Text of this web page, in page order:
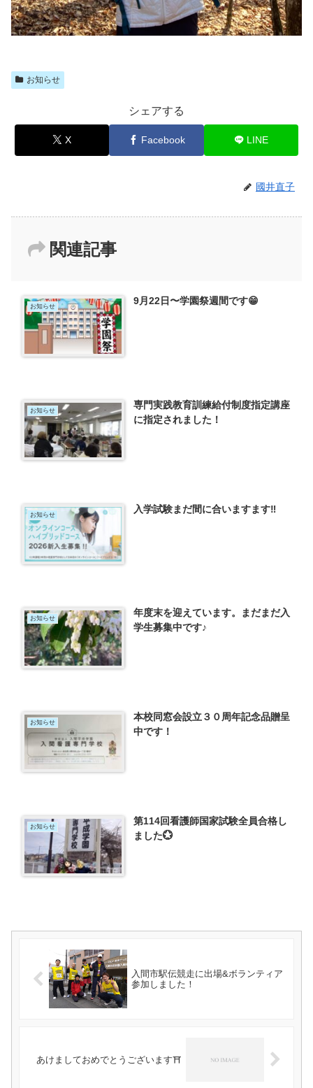
お知らせ
シェアする
X Facebook LINE
國井直子
関連記事
お知らせ 9月22日〜学園祭週間です😁
お知らせ
専門実践教育訓練給付制度指定講座
に指定されました！
お知らせ 入学試験まだ間に合いますます‼️
お知らせ
年度末を迎えています。まだまだ入
学生募集中です♪
お知らせ
本校同窓会設立３０周年記念品贈呈
中です！
お知らせ
第114回看護師国家試験全員合格し
ました💮
入間市駅伝競走に出場&ボランティア
参加しました！
あけましておめでとうございます⛩